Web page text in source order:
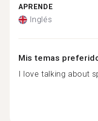
APRENDE
Inglés
Mis temas
I love talking about